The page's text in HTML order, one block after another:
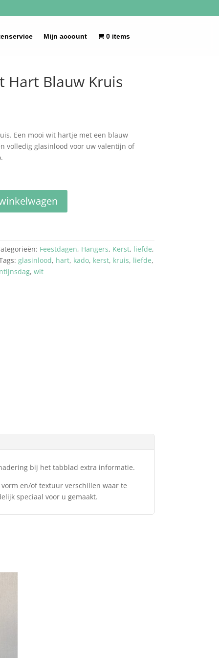
Mijn account 0 items
Hart Blauw Kruis
Een mooi wit hartje met een blauw
volledig glasinlood voor uw valentijn of
Feestdagen, Hangers, Kerst, liefde,
glasinlood, hart, kado, kerst, kruis, liefde,
, wit
bij het tabblad extra informatie.
en/of textuur verschillen waar te
speciaal voor u gemaakt.